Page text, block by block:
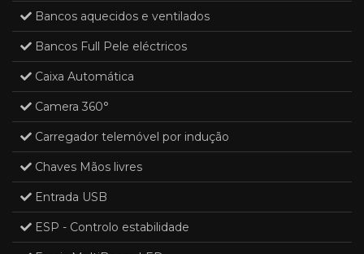
Bancos aquecidos e ventilados
Bancos Full Pele eléctricos
Caixa Automática
Camera 360°
Carregador telemóvel por indução
Chaves Mãos livres
Entrada USB
ESP - Controlo estabilidade